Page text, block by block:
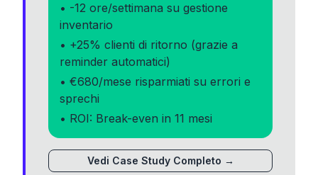
• -12 ore/settimana su gestione
inventario
• +25% clienti di ritorno (grazie a
reminder automatici)
• €680/mese risparmiati su errori e
sprechi
• ROI: Break-even in 11 mesi
Vedi Case Study Completo →